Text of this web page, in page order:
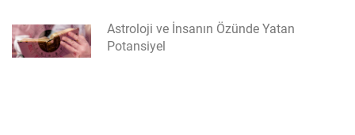
Astroloji ve İnsanın Özünde Yatan
Potansiyel